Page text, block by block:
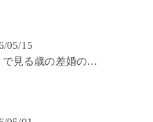
05/15
データで見る歳の差婚の確率の低さ。